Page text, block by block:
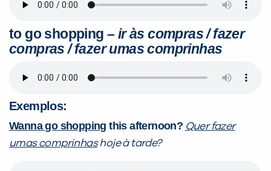
to go shopping – ir às compras / fazer
compras / fazer umas comprinhas
Exemplos:
Wanna go shopping this afternoon? Quer fazer
umas comprinhashoje à tarde?